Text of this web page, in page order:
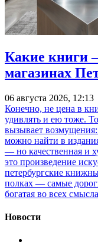
Какие книги
магазинах
06 августа 2026, 12:13
Конечно, не цена в
удивлять и ею тоже.
вызывает
можно найти в
— но качественная и
это произведение
петербургские
полках — самые
богатая во всех
Новости